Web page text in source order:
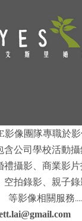
影像 團隊專職於
含公司學校活動
禮攝影、商業影
空拍錄影、親子
等影像相關服務